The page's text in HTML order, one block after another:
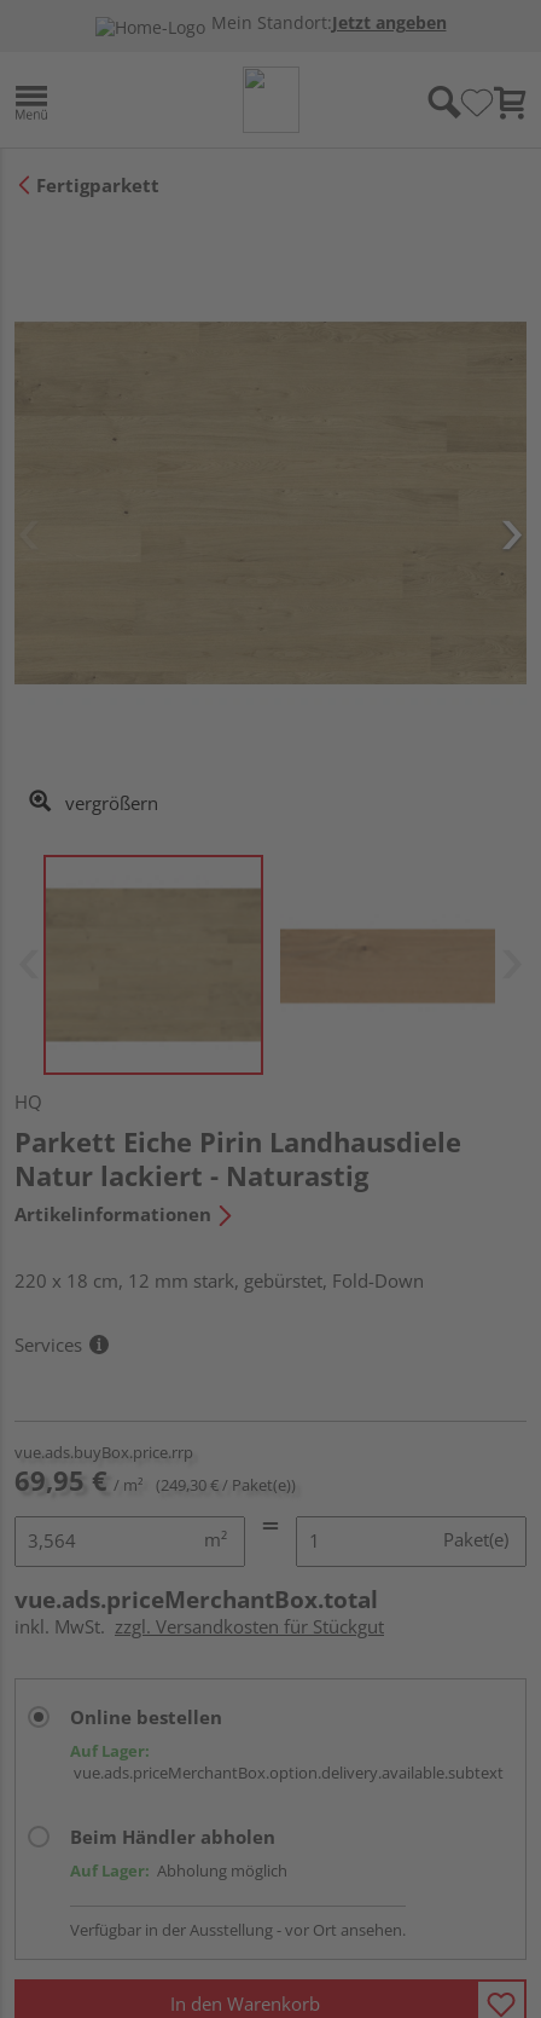
Mein Standort:Jetzt angeben
Fertigparkett
vergrößern
HQ
Parkett Eiche Pirin Landhausdiele
Natur lackiert - Naturastig
Artikelinformationen
220 x 18 cm, 12 mm stark, gebürstet, Fold-Down
Services
vue.ads.buyBox.price.rrp
69,95 € / m² (249,30 € / Paket(e))
m² Paket(e)
vue.ads.priceMerchantBox.total
inkl. MwSt. zzgl. Versandkosten für Stückgut
Online bestellen
Auf Lager:
vue.ads.priceMerchantBox.option.delivery.available.subtext
Beim Händler abholen
Auf Lager: Abholung möglich
Verfügbar in der Ausstellung - vor Ort ansehen.
In den Warenkorb